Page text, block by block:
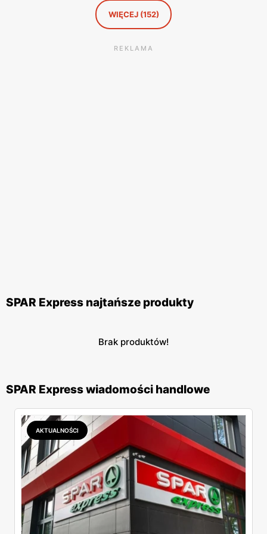
WIĘCEJ (152)
REKLAMA
SPAR Express najtańsze produkty
Brak produktów!
SPAR Express wiadomości handlowe
AKTUALNOŚCI